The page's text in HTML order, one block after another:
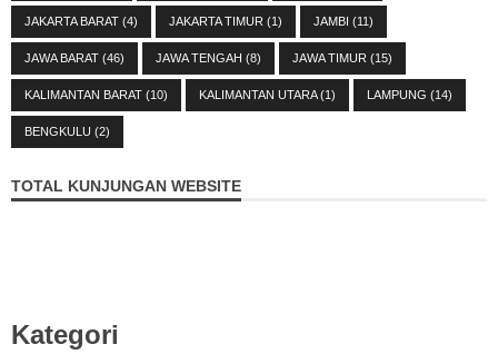
JAKARTA BARAT (4) JAKARTA TIMUR (1) JAMBI (11)
JAWA BARAT (46) JAWA TENGAH (8) JAWA TIMUR (15)
KALIMANTAN BARAT (10) KALIMANTAN UTARA(1) LAMPUNG (14)
BENGKULU (2)
TOTAL KUNJUNGAN WEBSITE
Kategori